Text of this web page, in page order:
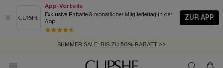
App-Vorteile
Exklusive Rabatte & monatlicher Mitgliedertag in der
App
ZUR APP
GRATIS MASSBAND MIT JEDEM SCHNELLVERSAND-ARTIKEL >>
SUMMER SALE: BIS ZU 50% RABATT >>
ZUM NEWSLETTER:BIS ZU -20% EXTRA ERHALTEN
KOSTENLOSER VERSAND AB 89 €